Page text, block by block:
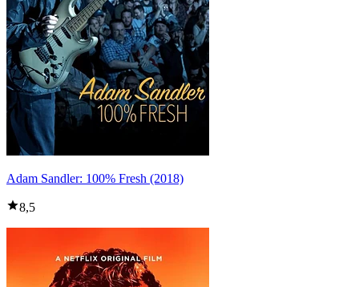
Adam Sandler: 100% Fresh (2018)
8,5